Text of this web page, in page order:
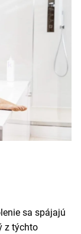
sa spájajú
z týchto